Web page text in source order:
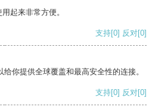
起来非常方便。
支持[0] 反对[0]
你提供全球覆盖和最高安全性的连接。
支持[0] 反对[0]